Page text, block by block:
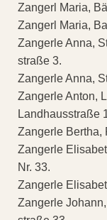
Zangerl Maria,
Zangerl Maria,
Zangerle Anna,
straße 3.
Zangerle Anna,
Zangerle Anton,
Landhausstraße
Zangerle Bertha,
Zangerle
Nr. 33.
Zangerle
Zangerle